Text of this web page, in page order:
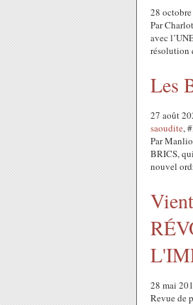
28
Par
avec
résolution
Les
27 août
saoudite, #
Par
BRICS,
nouvel
28 mai
Revue de